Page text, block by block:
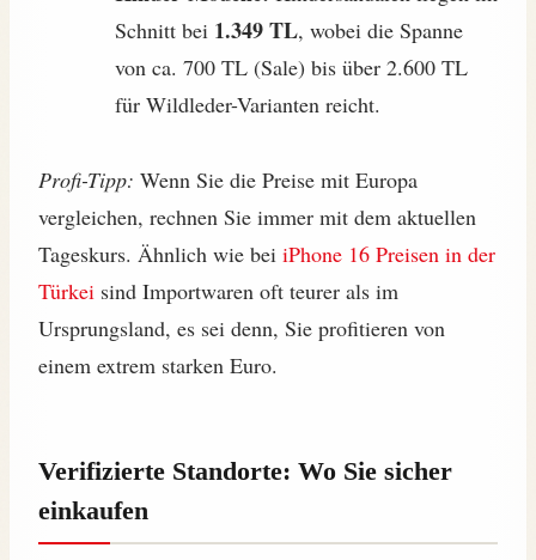
Schnitt bei 1.349 TL, wobei die Spanne
von ca. 700 TL (Sale) bis über 2.600 TL
für Wildleder-Varianten reicht.
Profi-Tipp: Wenn Sie die Preise mit Europa
vergleichen, rechnen Sie immer mit dem aktuellen
Tageskurs. Ähnlich wie bei iPhone 16 Preisen in der
Türkei sind Importwaren oft teurer als im
Ursprungsland, es sei denn, Sie profitieren von
einem extrem starken Euro.
Verifizierte Standorte: Wo Sie sicher
einkaufen